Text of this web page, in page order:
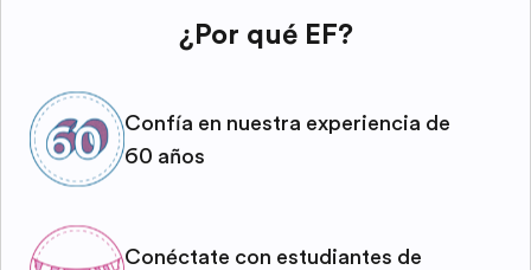
¿Por qué EF?
Confía en nuestra experiencia de
60 años
Conéctate con estudiantes de